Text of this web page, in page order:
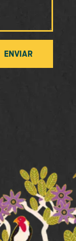
ENVIAR